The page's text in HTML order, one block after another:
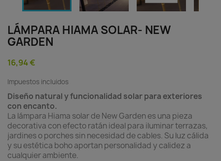
LÁMPARA HIAMA SOLAR- NEW
GARDEN
16,94 €
Impuestos incluidos
Diseño natural y funcionalidad solar para exteriores
con encanto.
La lámpara Hiama solar de New Garden es una pieza
decorativa con efecto ratán ideal para iluminar terrazas,
jardines o porches sin necesidad de cables. Su luz cálida
y su estética boho aportan personalidad y calidez a
cualquier ambiente.